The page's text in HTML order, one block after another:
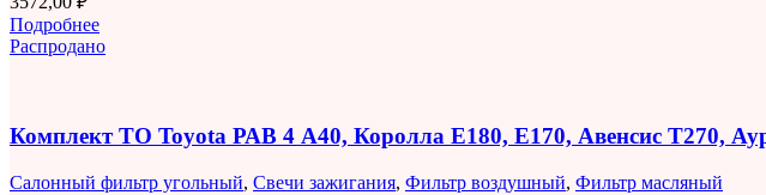
Подробнее
Распродано
Комплект ТО Toyota РАВ 4 A40, Королла E180, E170, Авенсис T270,
Салонный фильтр угольный, Свечи зажигания, Фильтр воздушный, Фильтр масляный